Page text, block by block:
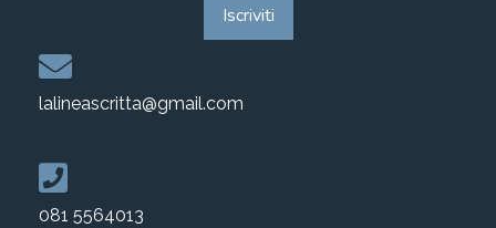
Iscriviti
lalineascritta@gmail.com
081 5564013